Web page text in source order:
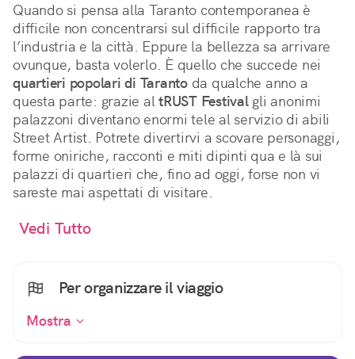
Quando si pensa alla Taranto contemporanea è
difficile non concentrarsi sul difficile rapporto tra
l’industria e la città. Eppure la bellezza sa arrivare
ovunque, basta volerlo. È quello che succede nei
quartieri popolari di Tarantoda qualche anno a
questa parte: grazie altRUST Festivalgli anonimi
palazzoni diventano enormi tele al servizio di abili
Street Artist. Potrete divertirvi a scovare personaggi,
forme oniriche, racconti e miti dipinti qua e là sui
palazzi di quartieri che, fino ad oggi, forse non vi
sareste mai aspettati di visitare.
Vedi Tutto
Per organizzare il viaggio
Mostra